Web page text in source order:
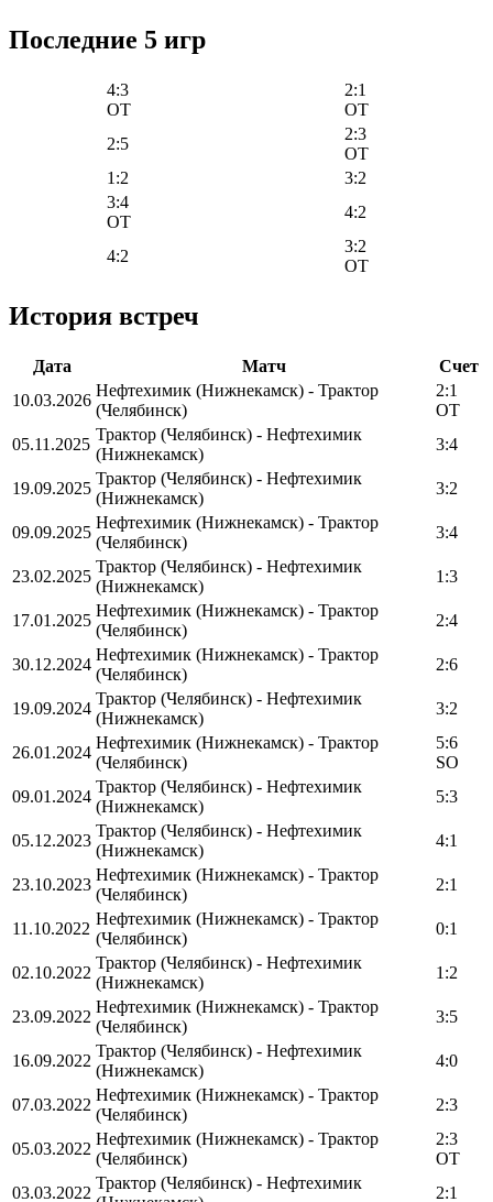
Последние 5 игр
4:3
OT
2:1
OT
2:5
2:3
OT
1:2
3:2
3:4
OT
4:2
4:2
3:2
OT
История встреч
Дата Матч
Счет
10.03.2026
Нефтехимик (Нижнекамск) - Трактор
(Челябинск)
2:1
OT
05.11.2025
Трактор (Челябинск) - Нефтехимик
(Нижнекамск)
3:4
19.09.2025
Трактор (Челябинск) - Нефтехимик
(Нижнекамск)
3:2
09.09.2025
Нефтехимик (Нижнекамск) - Трактор
(Челябинск)
3:4
23.02.2025
Трактор (Челябинск) - Нефтехимик
(Нижнекамск)
1:3
17.01.2025
Нефтехимик (Нижнекамск) - Трактор
(Челябинск)
2:4
30.12.2024
Нефтехимик (Нижнекамск) - Трактор
(Челябинск)
2:6
19.09.2024
Трактор (Челябинск) - Нефтехимик
(Нижнекамск)
3:2
26.01.2024
Нефтехимик (Нижнекамск) - Трактор
(Челябинск)
5:6
SO
09.01.2024
Трактор (Челябинск) - Нефтехимик
(Нижнекамск)
5:3
05.12.2023
Трактор (Челябинск) - Нефтехимик
(Нижнекамск)
4:1
23.10.2023
Нефтехимик (Нижнекамск) - Трактор
(Челябинск)
2:1
11.10.2022
Нефтехимик (Нижнекамск) - Трактор
(Челябинск)
0:1
02.10.2022
Трактор (Челябинск) - Нефтехимик
(Нижнекамск)
1:2
23.09.2022
Нефтехимик (Нижнекамск) - Трактор
(Челябинск)
3:5
16.09.2022
Трактор (Челябинск) - Нефтехимик
(Нижнекамск)
4:0
07.03.2022
Нефтехимик (Нижнекамск) - Трактор
(Челябинск)
2:3
05.03.2022
Нефтехимик (Нижнекамск) - Трактор
(Челябинск)
2:3
OT
03.03.2022
Трактор (Челябинск) - Нефтехимик
2:1